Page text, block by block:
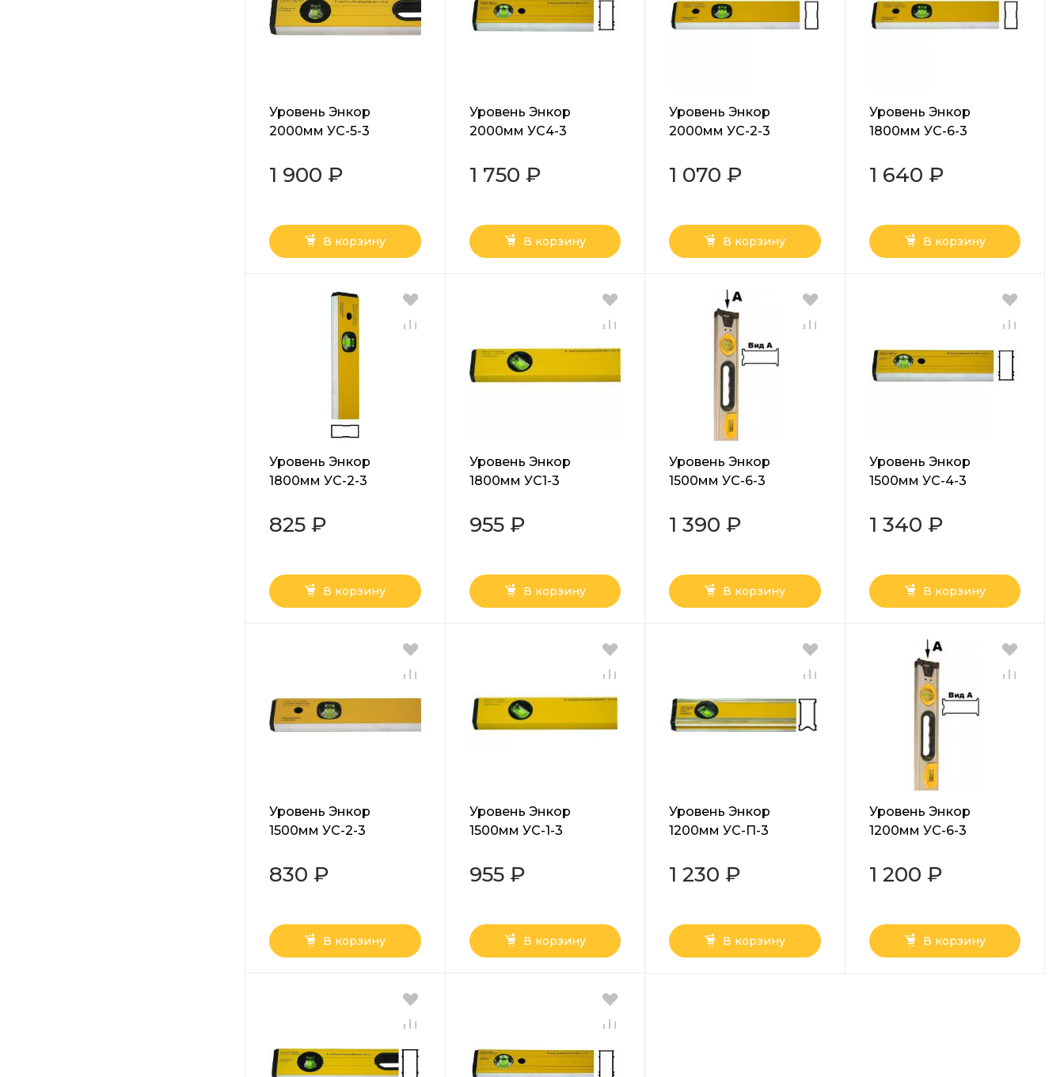
Уровень Энкор
2000мм УС-5-3
1 900 ₽
В корзину
Уровень Энкор
2000мм УС4-3
1 750 ₽
В корзину
Уровень Энкор
2000мм УС-2-3
1 070 ₽
В корзину
Уровень Энкор
1800мм УС-6-3
1 640 ₽
В корзину
Уровень Энкор
1800мм УС-2-3
825 ₽
В корзину
Уровень Энкор
1800мм УС1-3
955 ₽
В корзину
Уровень Энкор
1500мм УС-6-3
1 390 ₽
В корзину
Уровень Энкор
1500мм УС-4-3
1 340 ₽
В корзину
Уровень Энкор
1500мм УС-2-3
830 ₽
В корзину
Уровень Энкор
1500мм УС-1-3
955 ₽
В корзину
Уровень Энкор
1200мм УС-П-3
1 230 ₽
В корзину
Уровень Энкор
1200мм УС-6-3
1 200 ₽
В корзину